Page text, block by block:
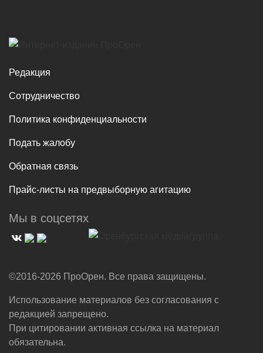
Редакция
Сотрудничество
Политика конфиденциальности
Подать жалобу
Обратная связь
Прайс-листы на предвыборную агитацию
Мы в соцсетях
©2016-2026 ПроОрен. Все права защищены.
Использование материалов без согласования с
редакцией запрещено.
При цитировании активная ссылка на материал
обязательна.